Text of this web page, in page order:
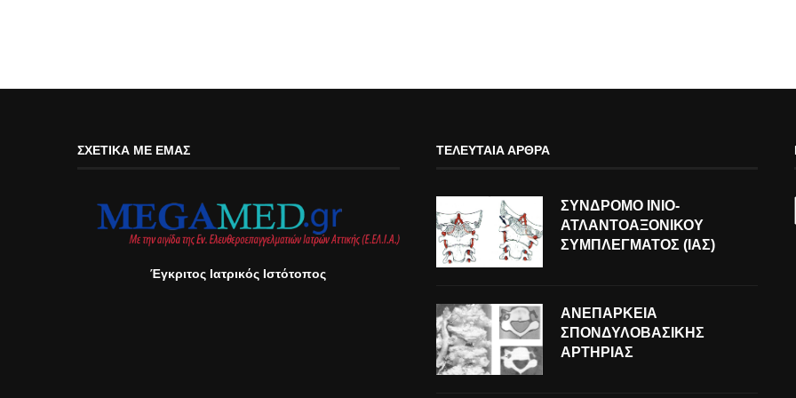
ΣΧΕΤΙΚΆ ΜΕ ΕΜΆΣ
Έγκριτος Ιατρικός Ιστότοπος
ΤΕΛΕΥΤΑΊΑ ΆΡΘΡΑ
ΣΥΝΔΡΟΜΟ ΙΝΙΟ-
ΑΤΛΑΝΤΟΑΞΟΝΙΚΟΥ
ΣΥΜΠΛΕΓΜΑΤΟΣ (ΙΑΣ)
ΑΝΕΠΑΡΚΕΙΑ
ΣΠΟΝΔΥΛΟΒΑΣΙΚΗΣ
ΑΡΤΗΡΙΑΣ